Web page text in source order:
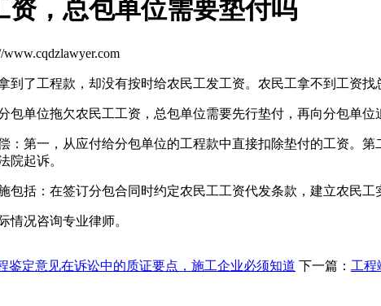
，总包单位需要垫付吗
www.cqdzlawyer.com
到了工程款，却没有按时给农民工发工资。农民工拿不到工资找
包单位拖欠农民工工资，总包单位需要先行垫付，再向分包单
：第一，从应付给分包单位的工程款中直接扣除垫付的工资。
院起诉。
包括：在签订分包合同时约定农民工工资代发条款，建立农民工
情况咨询专业律师。
鉴定意见在诉讼中的质证要点，施工企业必须知道 下一篇： 工程